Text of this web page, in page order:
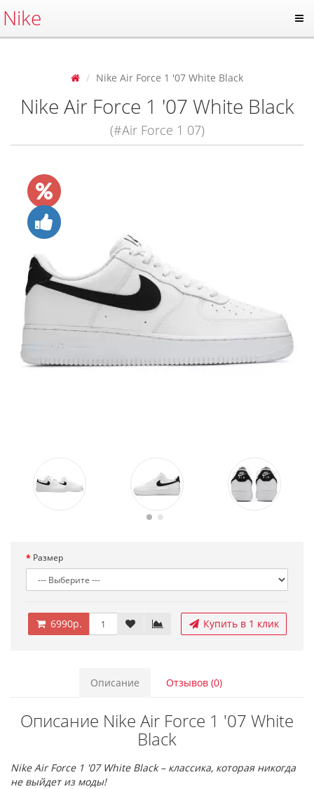
Nike
Nike Air Force 1 '07 White Black
Nike Air Force 1 '07 White Black
(#Air Force 1 07)
Размер
6990р. Купить в 1 клик
Описание Отзывов (0)
Описание Nike Air Force 1 '07 White
Black
Nike Air Force 1 '07 White Black – классика, которая никогда
не выйдет из моды!